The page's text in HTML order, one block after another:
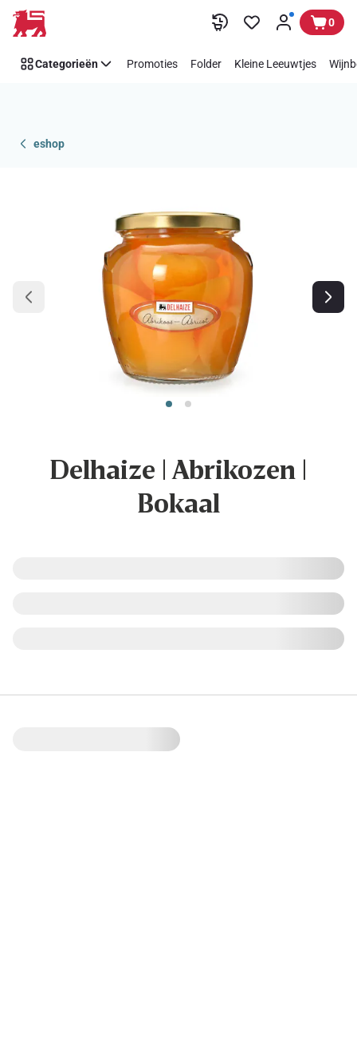
Overslaan 0
Categorieën Promoties Folder Kleine Leeuwtjes
eshop
Delhaize | Abrikozen |
Bokaal